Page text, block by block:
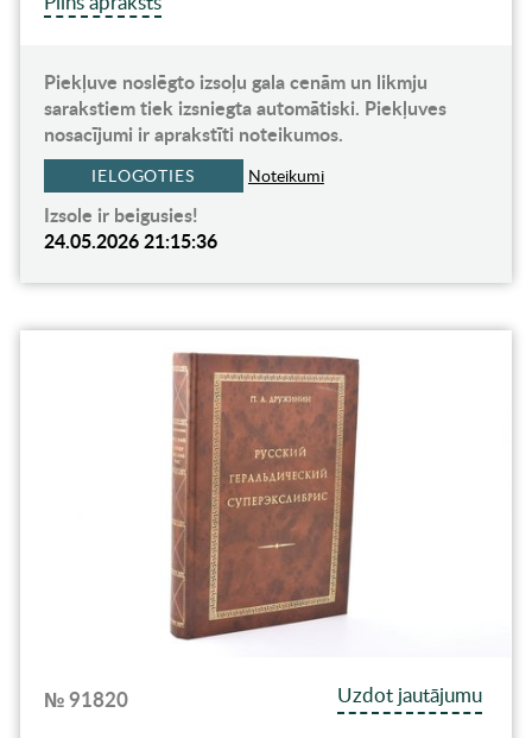
Piekļuve noslēgto izsoļu gala cenām un likmju
sarakstiem tiek izsniegta automātiski. Piekļuves
nosacījumi ir aprakstīti noteikumos.
IELOGOTIES Noteikumi
Izsole ir beigusies!
24.05.2026 21:15:36
№ 91820
Uzdot jautājumu